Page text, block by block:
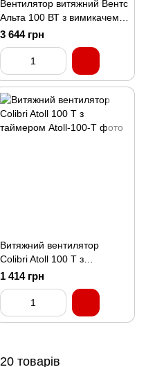
Вентилятор витяжний Вентс
Альта 100 ВТ з вимикачем
та таймером
3 644 грн
Витяжний вентилятор
Colibri Atoll 100 T з
таймером
1 414 грн
товарів